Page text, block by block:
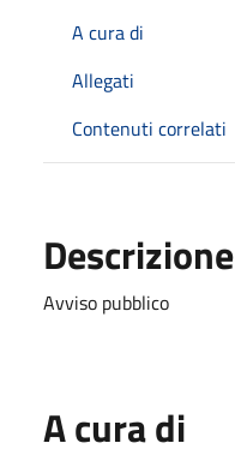
A cura di
Allegati
Contenuti correlati
Descrizione
Avviso pubblico
A cura di